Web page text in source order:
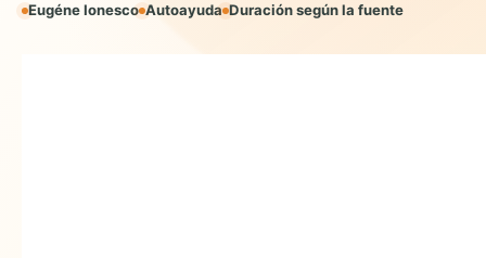
Eugéne Ionesco Autoayuda Duración según la fuente